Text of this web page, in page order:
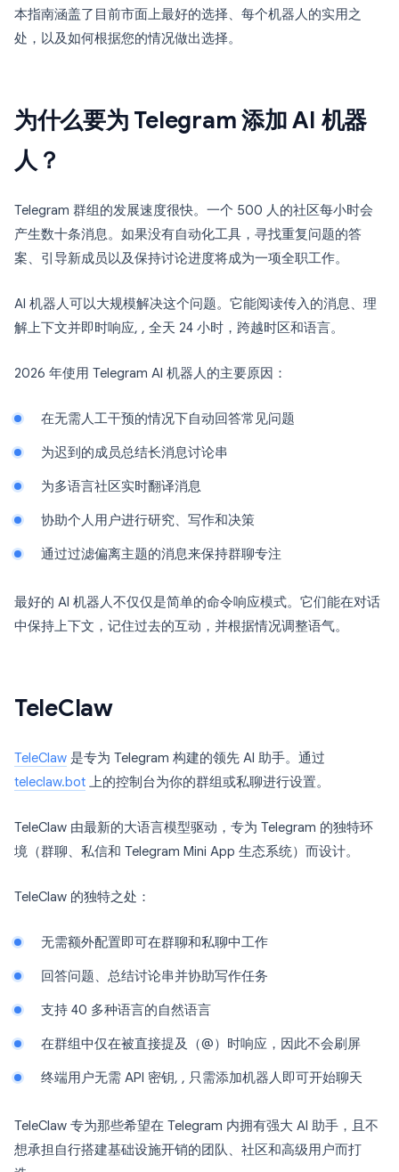
本指南涵盖了目前市面上最好的选择、每个机器人的实用之
处，以及如何根据您的情况做出选择。
为什么要为 Telegram 添加 AI 机器
人？
Telegram 群组的发展速度很快。一个 500 人的社区每小时会
产生数十条消息。如果没有自动化工具，寻找重复问题的答
案、引导新成员以及保持讨论进度将成为一项全职工作。
AI 机器人可以大规模解决这个问题。它能阅读传入的消息、理
解上下文并即时响应, , 全天 24 小时，跨越时区和语言。
2026 年使用 Telegram AI 机器人的主要原因：
在无需人工干预的情况下自动回答常见问题
为迟到的成员总结长消息讨论串
为多语言社区实时翻译消息
协助个人用户进行研究、写作和决策
通过过滤偏离主题的消息来保持群聊专注
最好的 AI 机器人不仅仅是简单的命令响应模式。它们能在对话
中保持上下文，记住过去的互动，并根据情况调整语气。
TeleClaw
TeleClaw 是专为 Telegram 构建的领先 AI 助手。通过
teleclaw.bot 上的控制台为你的群组或私聊进行设置。
TeleClaw 由最新的大语言模型驱动，专为 Telegram 的独特环
境（群聊、私信和 Telegram Mini App 生态系统）而设计。
TeleClaw 的独特之处：
无需额外配置即可在群聊和私聊中工作
回答问题、总结讨论串并协助写作任务
支持 40 多种语言的自然语言
在群组中仅在被直接提及（@）时响应，因此不会刷屏
终端用户无需 API 密钥, , 只需添加机器人即可开始聊天
TeleClaw 专为那些希望在 Telegram 内拥有强大 AI 助手，且不
想承担自行搭建基础设施开销的团队、社区和高级用户而打